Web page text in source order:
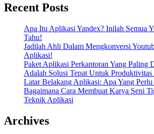
Recent Posts
Apa Itu Aplikasi Yandex? Inilah Semua
Tahu!
Jadilah Ahli Dalam Mengkonversi
Aplikasi!
Paket Aplikasi Perkantoran Yang Paling
Adalah Solusi Tepat Untuk Produktivitas
Latar Belakang Aplikasi: Apa Yang
Bagaimana Cara Membuat Karya Seni
Teknik Aplikasi
Archives